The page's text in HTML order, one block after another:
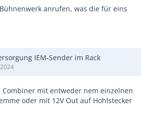
anrufen, was die für eins
IEM-Sender im Rack
Combiner mit entweder nem einzelnen
oder mit 12V Out auf Hohlstecker